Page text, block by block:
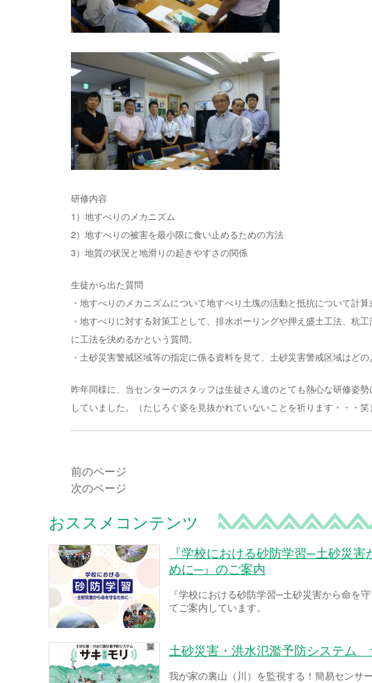
研修内容
1）地すべりのメカニズム
2）地すべりの被害を最小限に食い止めるための方法
3）地質の状況と地滑りの起きやすさの関係
生徒から出た質問
・地すべりのメカニズムについて地すべり土塊の活動と抵抗について計
・地すべりに対する対策工として、排水ボーリングや押え盛土工法、杭
に工法を決めるかという質問。
・土砂災害警戒区域等の指定に係る資料を見て、土砂災害警戒区域はどの
昨年同様に、当センターのスタッフは生徒さん達のとても熱心な研修姿勢
していました。（たじろぐ姿を見抜かれていないことを祈ります・・・笑）
前のページ
次のページ
おススメコンテンツ
『学校における砂防学習─土砂災害
めに─』のご案内
『学校における砂防学習─土砂災害から命を
てご案内しています。
土砂災害・洪水氾濫予防システム
我が家の裏山（川）を監視する！簡易センサー